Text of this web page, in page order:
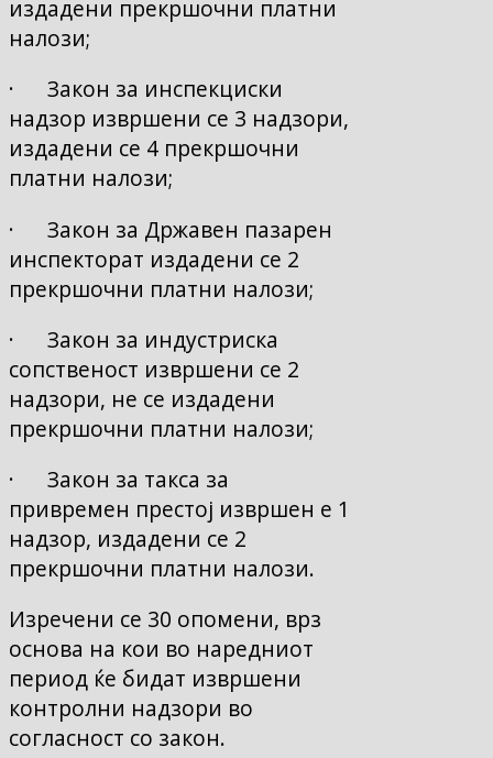
издадени прекршочни платни
налози;
· Закон за инспекциски
надзор извршени се 3 надзори,
издадени се 4 прекршочни
платни налози;
· Закон за Државен пазарен
инспекторат издадени се 2
прекршочни платни налози;
· Закон за индустриска
сопственост извршени се 2
надзори, не се издадени
прекршочни платни налози;
· Закон за такса за
привремен престој извршен е 1
надзор, издадени се 2
прекршочни платни налози.
Изречени се 30 опомени, врз
основа на кои во наредниот
период ќе бидат извршени
контролни надзори во
согласност со закон.